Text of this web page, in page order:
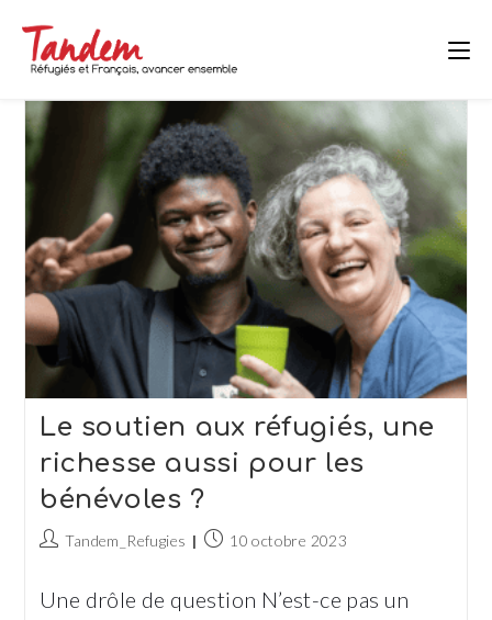
content
Le soutien aux réfugiés, une
richesse aussi pour les
bénévoles ?
Auteur/autrice
publication :
Tandem_Refugies
Publication
10 octobre 2023
Une drôle de question N’est-ce pas un